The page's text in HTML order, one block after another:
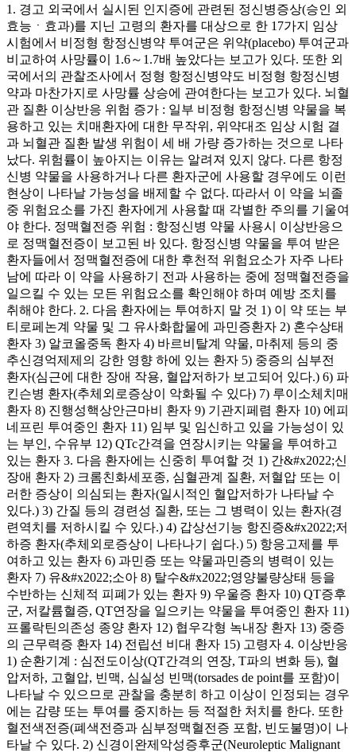
1. 경고 외국에서 실시된 인지증에 관련된 정신병증상(승인 외
효능ㆍ효과)를 지닌 고령의 환자를 대상으로 한 17가지 임상
시험에서 비정형 항정신병약 투여군은 위약(placebo) 투여군과
비교하여 사망률이 1.6～1.7배 높았다는 보고가 있다. 또한 외
국에서의 관찰조사에서 정형 항정신병약도 비정형 항정신병
약과 마찬가지로 사망률 상승에 관여한다는 보고가 있다. 뇌혈
관 질환 이상반응 위험 증가 : 일부 비정형 항정신병 약물을 복
용하고 있는 치매환자에 대한 무작위, 위약대조 임상 시험 결
과 뇌혈관 질환 발생 위험이 세 배 가량 증가하는 것으로 나타
났다. 위험률이 높아지는 이유는 알려져 있지 않다. 다른 항정
신병 약물을 사용하거나 다른 환자군에 사용할 경우에도 이런
현상이 나타날 가능성을 배제할 수 없다. 따라서 이 약을 뇌졸
중 위험요소를 가진 환자에게 사용할 때 각별한 주의를 기울여
야 한다. 정맥혈전증 위험 : 항정신병 약물 사용시 이상반응으
로 정맥혈전증이 보고된 바 있다. 항정신병 약물을 투여 받은
환자들에서 정맥혈전증에 대한 후천적 위험요소가 자주 나타
남에 따라 이 약을 사용하기 전과 사용하는 중에 정맥혈전증을
일으킬 수 있는 모든 위험요소를 확인해야 하며 예방 조치를
취해야 한다. 2. 다음 환자에는 투여하지 말 것 1) 이 약 또는 부
티로페논계 약물 및 그 유사화합물에 과민증환자 2) 혼수상태
환자 3) 알코올중독 환자 4) 바르비탈계 약물, 마취제 등의 중
추신경억제제의 강한 영향 하에 있는 환자 5) 중증의 심부전
환자(심근에 대한 장애 작용, 혈압저하가 보고되어 있다.) 6) 파
킨슨병 환자(추체외로증상이 악화될 수 있다) 7) 루이소체치매
환자 8) 진행성핵상안근마비 환자 9) 기관지페렴 환자 10) 에피
네프린 투여중인 환자 11) 임부 및 임신하고 있을 가능성이 있
는 부인, 수유부 12) QTc간격을 연장시키는 약물을 투여하고
있는 환자 3. 다음 환자에는 신중히 투여할 것 1) 간&#x2022;신
장애 환자 2) 크롬친화세포종, 심혈관계 질환, 저혈압 또는 이
러한 증상이 의심되는 환자(일시적인 혈압저하가 나타날 수
있다.) 3) 간질 등의 경련성 질환, 또는 그 병력이 있는 환자(경
련역치를 저하시킬 수 있다.) 4) 갑상선기능 항진증&#x2022;저
하증 환자(추체외로증상이 나타나기 쉽다.) 5) 항응고제를 투
여하고 있는 환자 6) 과민증 또는 약물과민증의 병력이 있는
환자 7) 유&#x2022;소아 8) 탈수&#x2022;영양불량상태 등을
수반하는 신체적 피폐가 있는 환자 9) 우울증 환자 10) QT증후
군, 저칼륨혈증, QT연장을 일으키는 약물을 투여중인 환자 11)
프롤락틴의존성 종양 환자 12) 협우각형 녹내장 환자 13) 중증
의 근무력증 환자 14) 전립선 비대 환자 15) 고령자 4. 이상반응
1) 순환기계 : 심전도이상(QT간격의 연장, T파의 변화 등), 혈
압저하, 고혈압, 빈맥, 심실성 빈맥(torsades de point를 포함)이
나타날 수 있으므로 관찰을 충분히 하고 이상이 인정되는 경우
에는 감량 또는 투여를 중지하는 등 적절한 처치를 한다. 또한
혈전색전증(폐색전증과 심부정맥혈전증 포함, 빈도불명)이 나
타날 수 있다. 2) 신경이완제악성증후군(Neuroleptic Malignant